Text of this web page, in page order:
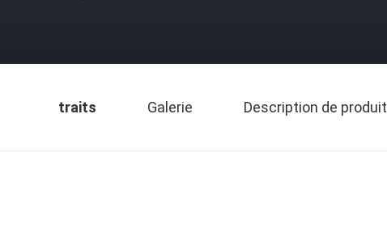
traits Galerie Description de produit